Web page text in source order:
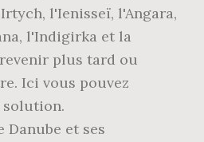
l'Ienisseï, l'Angara,
l'Indigirka et la
plus tard ou
Ici vous pouvez
solution.
Danube et ses